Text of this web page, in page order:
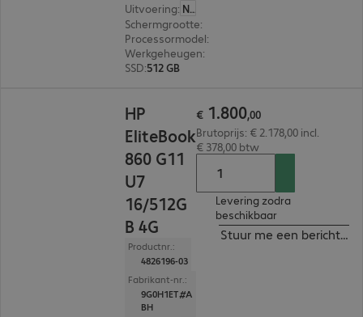
Uitvoering:
Nederland
Schermgrootte:
Processormodel:
Werkgeheugen:
SSD:512 GB
HP
EliteBook
860 G11
U7
16/512G
B 4G
Productnr.:
4826196-03
Fabrikant-nr.:
9G0H1ET#A
BH
€ 1.800,00
Brutoprijs: € 2.178,00 incl.
€ 378,00 btw
Levering zodra
beschikbaar
Stuur me een bericht